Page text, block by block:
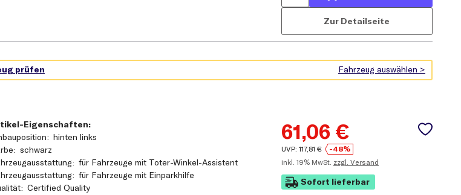
Zur Detailseite
61,06 €
UVP: 117,81 €
-48%
inkl. 19% MwSt. zzgl. Versand
Sofort lieferbar
Eigenschaften:
hinten links
schwarz
für Fahrzeuge mit Toter-Winkel-Assistent
für Fahrzeuge mit Einparkhilfe
Certified Quality